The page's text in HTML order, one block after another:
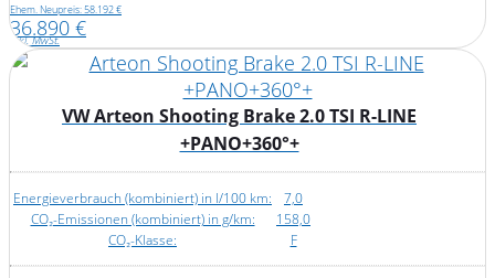
Ehem. Neupreis: 58.192 €
36.890 €
inkl. MwSt.
VW Arteon Shooting Brake 2.0 TSI R-LINE
+PANO+360°+
Energieverbrauch (kombiniert) in l/100 km:
7,0
CO₂-Emissionen (kombiniert) in g/km:
158,0
CO₂-Klasse:
F